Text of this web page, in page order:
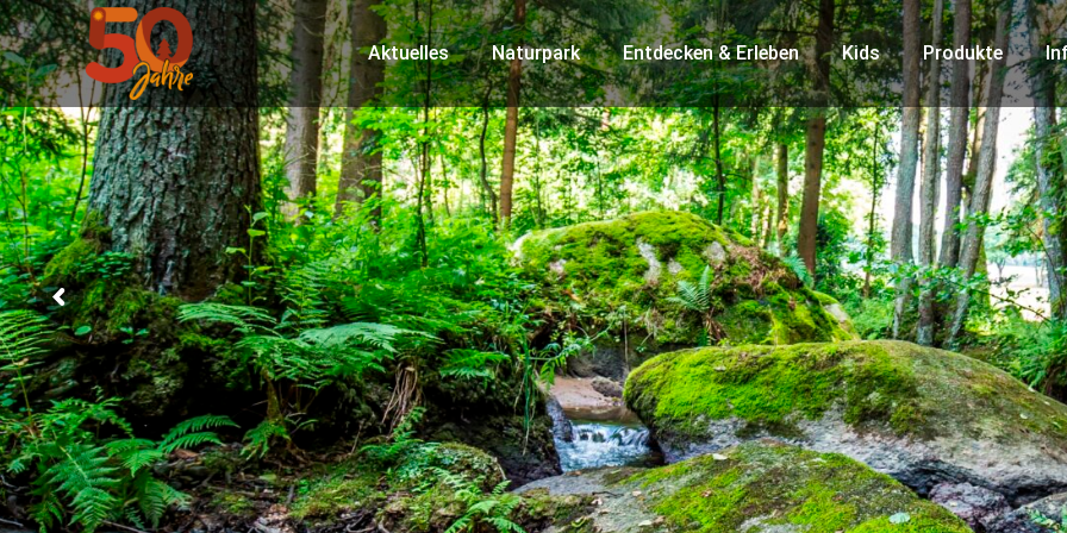
Aktuelles Naturpark Entdecken & Erleben Kids Produkte